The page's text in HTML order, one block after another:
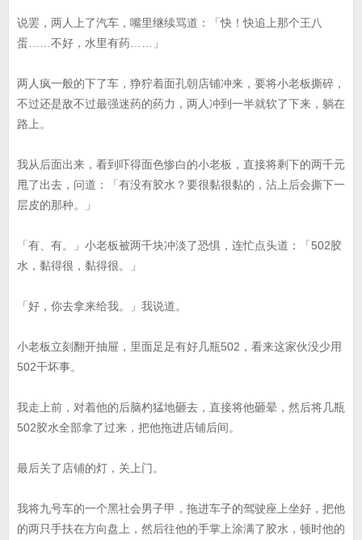
说罢，两人上了汽车，嘴里继续骂道：「快！快追上那个王八
蛋……不好，水里有药……」
两人疯一般的下了车，狰狞着面孔朝店铺冲来，要将小老板撕碎，
不过还是敌不过最强迷药的药力，两人冲到一半就软了下来，躺在
路上。
我从后面出来，看到吓得面色惨白的小老板，直接将剩下的两千元
甩了出去，问道：「有没有胶水？要很黏很黏的，沾上后会撕下一
层皮的那种。」
「有、有。」小老板被两千块冲淡了恐惧，连忙点头道：「502胶
水，黏得很，黏得很。」
「好，你去拿来给我。」我说道。
小老板立刻翻开抽屉，里面足足有好几瓶502，看来这家伙没少用
502干坏事。
我走上前，对着他的后脑杓猛地砸去，直接将他砸晕，然后将几瓶
502胶水全部拿了过来，把他拖进店铺后间。
最后关了店铺的灯，关上门。
我将九号车的一个黑社会男子甲，拖进车子的驾驶座上坐好，把他
的两只手扶在方向盘上，然后往他的手掌上涂满了胶水，顿时他的